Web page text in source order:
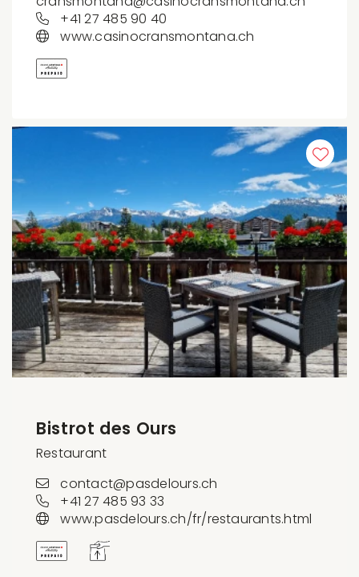
+41 27 485 90 40
www.casinocransmontana.ch
Bistrot des Ours
Restaurant
contact@pasdelours.ch
+41 27 485 93 33
www.pasdelours.ch/fr/restaurants.html